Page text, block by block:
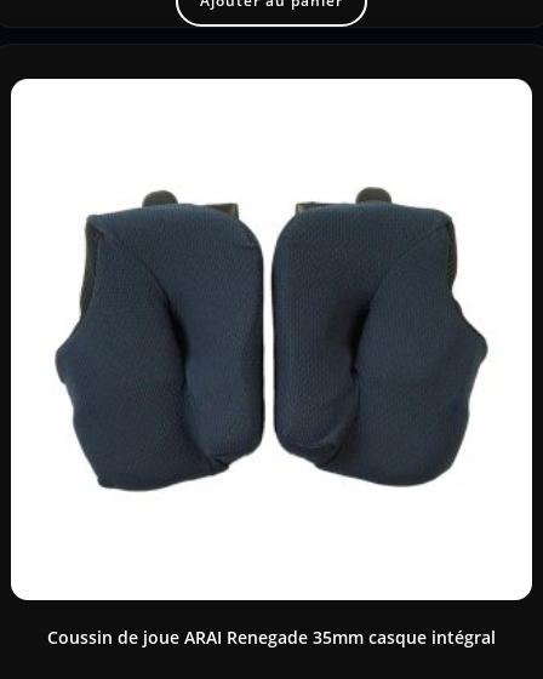
Coussin de joue ARAI Renegade 35mm casque intégral